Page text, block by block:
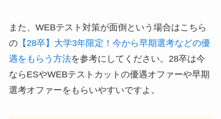
また、WEBテスト対策が面倒という場合はこちら
の【28卒】大学3年限定！今から早期選考などの優
遇をもらう方法を参考にしてください。28卒は今
ならESやWEBテストカットの優遇オファーや早期
選考オファーをもらいやすいですよ。